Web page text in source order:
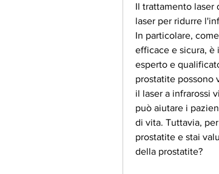
Il trattamento laser
laser per ridurre
In particolare,
efficace e sicura, è
esperto e
prostatite possono
il laser a infrarossi
può aiutare i
di vita. Tuttavia,
prostatite e stai
della prostatite?